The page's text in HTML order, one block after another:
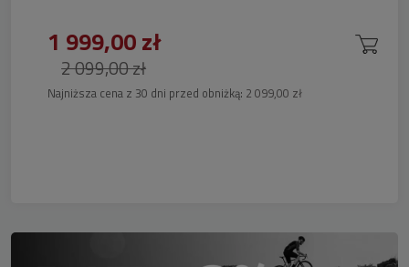
1 999,00 zł
2 099,00 zł
Najniższa cena z 30 dni przed obniżką: 2 099,00 zł